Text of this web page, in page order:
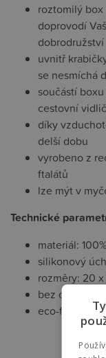
roztomilý box
doprovodí
dobrodružství
uvnitř
se nesmíchá
součástí
cestovní
díky
delší dobu
vyrobeno z
ftalátů
lze mýt v
Technické
materiál:
silikonový
rozměry: 20
bez obsahu
eco-friendly